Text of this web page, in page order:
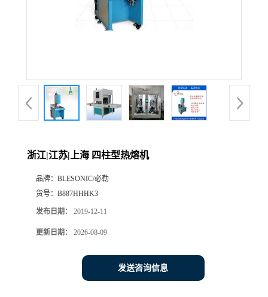
浙江|江苏|上海 四柱型热熔机
品牌： BLESONIC/必勒
货号： B887HHHK3
发布日期： 2019-12-11
更新日期： 2026-08-09
发送咨询信息